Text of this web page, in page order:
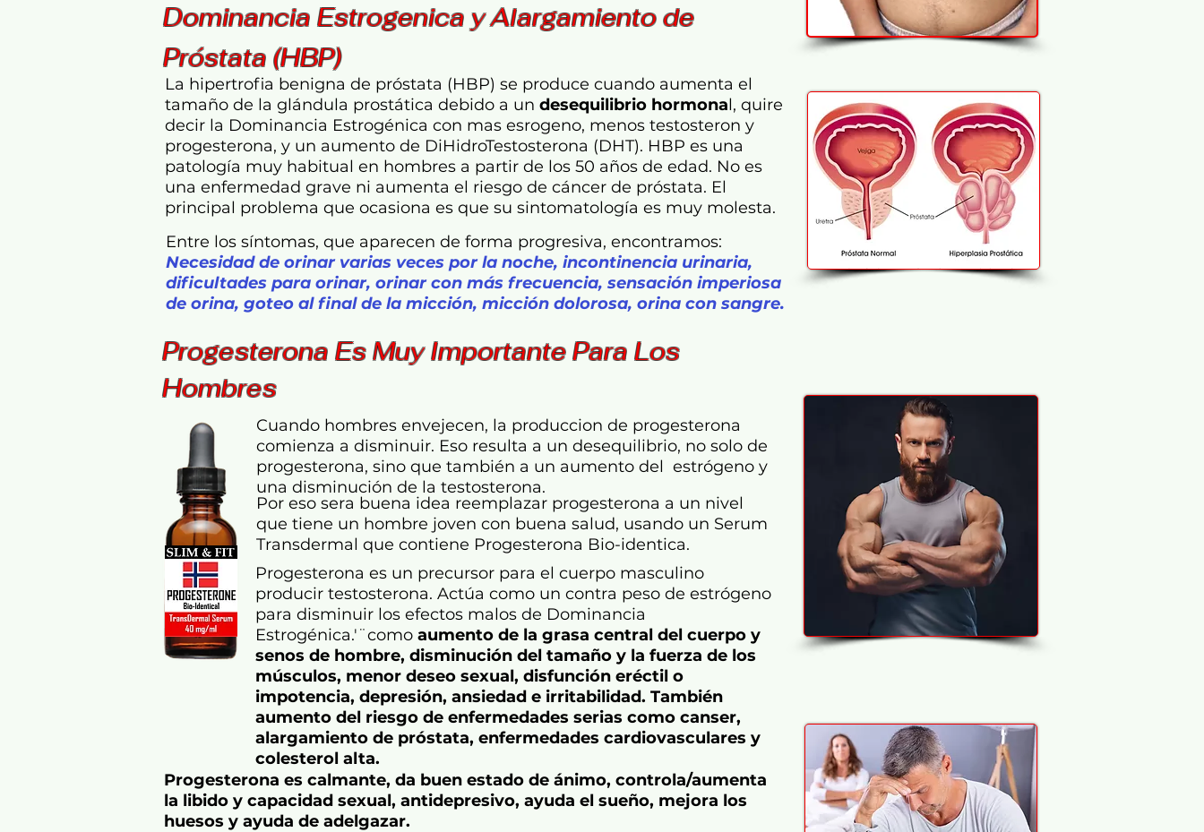
Dominancia Estrogenica y Alargamiento de
Próstata (HBP)
La hipertrofia benigna de próstata (HBP) se produce cuando aumenta el
tamaño de la glándula prostática debido a un desequilibrio hormonal, quire
decir la Dominancia Estrogénica con mas esrogeno, menos testosteron y
progesterona, y un aumento de DiHidroTestosterona (DHT). HBP es una
patología muy habitual en hombres a partir de los 50 años de edad. No es
una enfermedad grave ni aumenta el riesgo de cáncer de próstata. El
principal problema que ocasiona es que su sintomatología es muy molesta.
Entre los síntomas, que aparecen de forma progresiva, encontramos:
Necesidad de orinar varias veces por la noche, incontinencia urinaria,
dificultades para orinar, orinar con más frecuencia, sensación imperiosa
de orina, goteo al final de la micción, micción dolorosa, orina con sangre.
Progesterona Es Muy Importante Para Los
Hombres
Cuando hombres envejecen, la produccion de progesterona
comienza a disminuir. Eso resulta a un desequilibrio, no solo de
progesterona, sino que también a un aumento del estrógeno y
una disminución de la testosterona.
Por eso sera buena idea reemplazar progesterona a un nivel
que tiene un hombre joven con buena salud, usando un Serum
Transdermal que contiene Progesterona Bio-identica.
Progesterona es un precursor para el cuerpo masculino
producir testosterona. Actúa como un contra peso de estrógeno
para disminuir los efectos malos de Dominancia
Estrogénica.'¨como aumento de la grasa central del cuerpo y
senos de hombre, disminución del tamaño y la fuerza de los
músculos, menor deseo sexual, disfunción eréctil o
impotencia, depresión, ansiedad e irritabilidad. También
aumento del riesgo de enfermedades serias como canser,
alargamiento de próstata, enfermedades cardiovasculares y
colesterol alta.
Progesterona es calmante, da buen estado de ánimo, controla/aumenta
la libido y capacidad sexual, antidepresivo, ayuda el sueño, mejora los
huesos y ayuda de adelgazar.